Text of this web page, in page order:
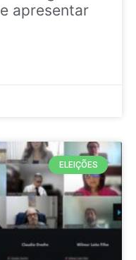
apresentar
ELEIÇÕES